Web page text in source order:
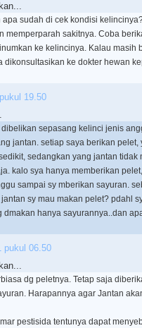
sudah di cek kondisi
memperparah sakitnya. Coba
ke kelincinya. Kalau masih
dikonsultasikan ke dokter hewan
19.50
dibelikan sepasang kelinci jenis
jantan. setiap saya berikan pelet,
sedangkan yang jantan tidak
kalo sya hanya memberikan
sampai sy mberikan sayuran.
sy mau makan pelet? pdahl
dmakan hanya sayurannya..dan
pukul 06.50
dg peletnya. Tetap saja
Harapannya agar Jantan
pestisida tentunya dapat